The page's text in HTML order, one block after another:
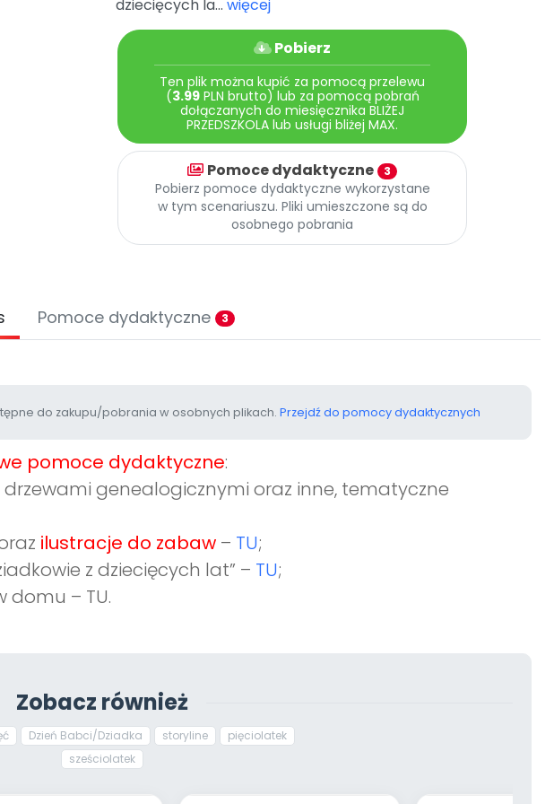
dziecięcych la... więcej
Pobierz
Ten plik można kupić za pomocą przelewu
(3.99PLN brutto) lub za pomocą pobrań
dołączanych do miesięcznika BLIŻEJ
PRZEDSZKOLA lub usługi bliżej MAX.
Pomoce dydaktyczne 3
Pobierz pomoce dydaktyczne wykorzystane
w tym scenariuszu. Pliki umieszczone są do
osobnego pobrania
Pomoce dydaktyczne 3
do zakupu/pobrania w osobnych plikach. Przejdź do pomocy dydaktycznych
pomoce dydaktyczne:
drzewami genealogicznymi oraz inne, tematyczne
ilustracje do zabaw – TU;
z dziecięcych lat” – TU;
domu – TU.
Zobacz również
Dzień Babci/Dziadka storyline
pięciolatek
sześciolatek